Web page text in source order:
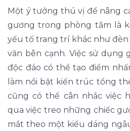
Một ý tưởng thú vị để nâng
gương trong phòng tắm là
yếu tố trang trí khác như đèn
văn bên cạnh. Việc sử dụng
độc đáo có thể tạo điểm
làm nổi bật kiến trúc tổng
cũng có thể cân nhắc việc
qua việc treo những chiếc
mắt theo một kiểu dáng